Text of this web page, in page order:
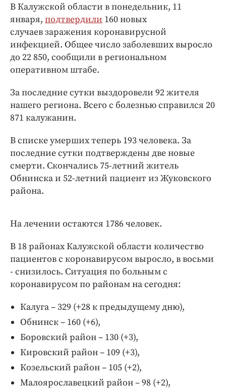
Медиаперсона
Интересное чтиво
Клиника года
Бренд года
Работодатель года
В Калужской области в понедельник, 11
января, подтвердили 160 новых
случаев заражения коронавирусной
инфекцией. Общее число заболевших выросло
до 22 850, сообщили в региональном
оперативном штабе.
За последние сутки выздоровели 92 жителя
нашего региона. Всего с болезнью справился 20
871 калужанин.
В списке умерших теперь 193 человека. За
последние сутки подтверждены две новые
смерти. Скончались 75-летний житель
Обнинска и 52-летний пациент из Жуковского
района.
На лечении остаются 1786 человек.
В 18 районах Калужской области количество
пациентов с коронавирусом выросло, в восьми
- снизилось. Ситуация по больным с
коронавирусом по районам на сегодня:
Калуга – 329 (+28 к предыдущему дню),
Обнинск – 160 (+6),
Боровский район – 130 (+3),
Кировский район – 109 (+3),
Козельский район – 105 (+2),
Малоярославецкий район – 98 (+2),